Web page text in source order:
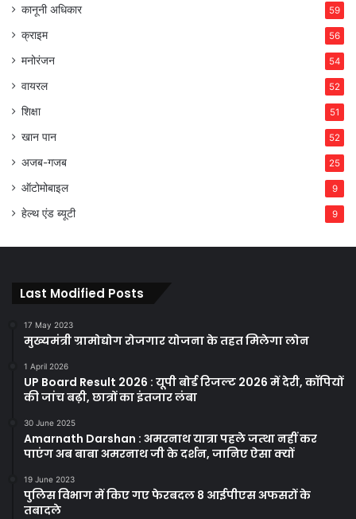
कानूनी अधिकार 59
क्राइम 56
मनोरंजन 54
वायरल 52
शिक्षा 51
खान पान 52
अजब-गजब 25
ऑटोमोबाइल 9
हेल्थ एंड ब्यूटी 9
Last Modified Posts
17 May 2023
मुख्यमंत्री ग्रामोद्योग रोजगार योजना के तहत मिलेगा लोन
1 April 2026
UP Board Result 2026 : यूपी बोर्ड रिजल्ट 2026 में देरी, कॉपियों
की जांच बढ़ी, छात्रों का इंतजार लंबा
30 June 2025
Amarnath Darshan : अमरनाथ यात्रा पहले जत्था नहीं कर
पाएंग अब बाबा अमरनाथ जी के दर्शन, जानिए ऐसा क्यों
19 June 2023
पुलिस विभाग में किए गए फेरबदल 8 आईपीएस अफसरों के
तबादले